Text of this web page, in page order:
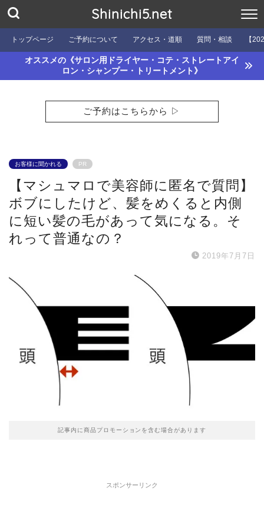
Shinichi5.net
トップページ ご予約について アクセス・道順 質問・相談 【
オススメの《サロン用ドライヤー・コテ・ストレートアイ
ロン・シャンプー・トリートメント》
ご予約はこちらから ▷
お客様に聞かれる PR
【マシュマロで美容師に匿名で質問】
ボブにしたけど、髪をめくると内側
に短い髪の毛があって気になる。そ
れって普通なの？
2019年7月7日
記事内に商品プロモーションを含む場合があります
スポンサーリンク